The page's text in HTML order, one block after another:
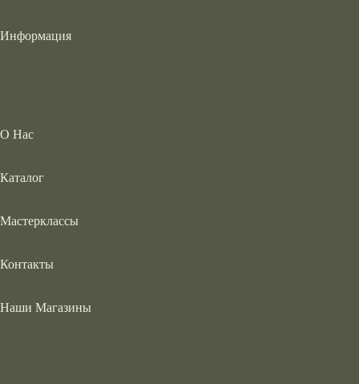
Информация
О Нас
Каталог
Мастерклассы
Контакты
Наши Магазины